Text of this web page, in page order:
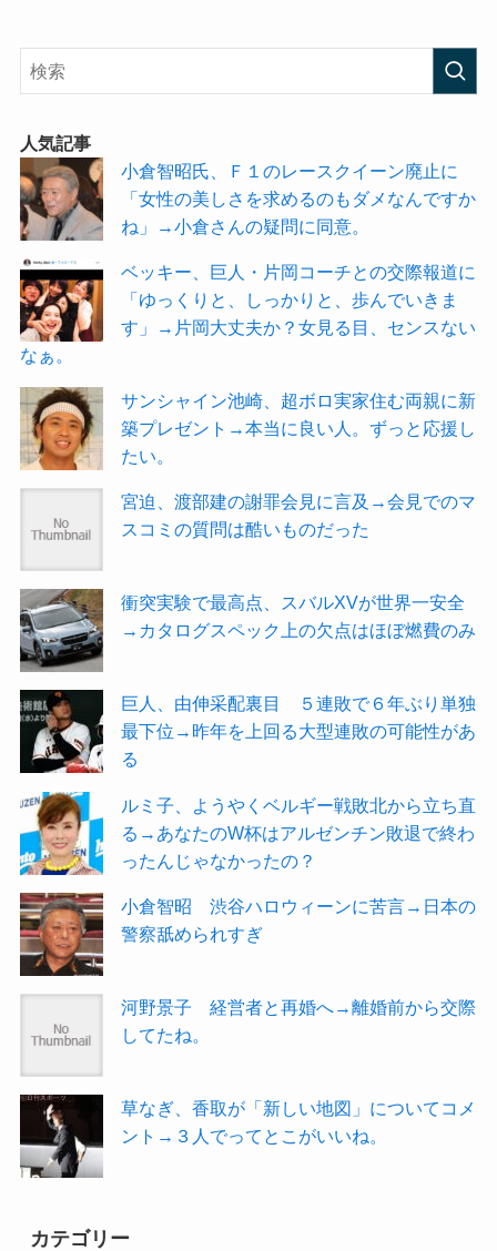
人気記事
小倉智昭氏、Ｆ１のレースクイーン廃止に
「女性の美しさを求めるのもダメなんですか
ね」→小倉さんの疑問に同意。
ベッキー、巨人・片岡コーチとの交際報道に
「ゆっくりと、しっかりと、歩んでいきま
す」→片岡大丈夫か？女見る目、センスない
なぁ。
サンシャイン池崎、超ボロ実家住む両親に新
築プレゼント→本当に良い人。ずっと応援し
たい。
宮迫、渡部建の謝罪会見に言及→会見でのマ
スコミの質問は酷いものだった
衝突実験で最高点、スバルXVが世界一安全
→カタログスペック上の欠点はほぼ燃費のみ
巨人、由伸采配裏目 ５連敗で６年ぶり単独
最下位→昨年を上回る大型連敗の可能性があ
る
ルミ子、ようやくベルギー戦敗北から立ち直
る→あなたのW杯はアルゼンチン敗退で終わ
ったんじゃなかったの？
小倉智昭 渋谷ハロウィーンに苦言→日本の
警察舐められすぎ
河野景子 経営者と再婚へ→離婚前から交際
してたね。
草なぎ、香取が「新しい地図」についてコメ
ント→３人でってとこがいいね。
カテゴリー